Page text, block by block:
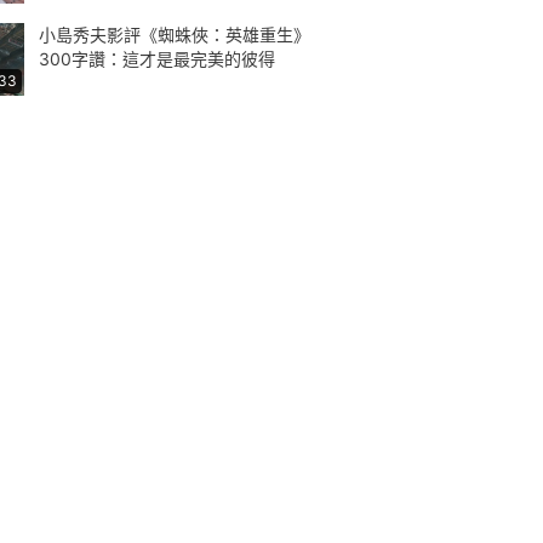
小島秀夫影評《蜘蛛俠：英雄重生》
300字讚：這才是最完美的彼得